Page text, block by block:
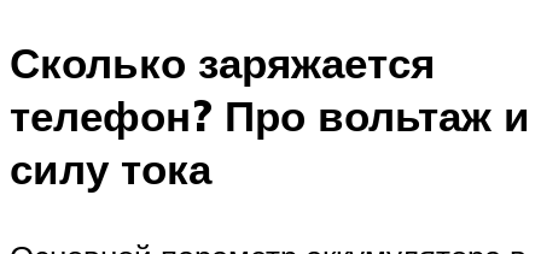
Сколько заряжается
телефон? Про вольтаж и
силу тока